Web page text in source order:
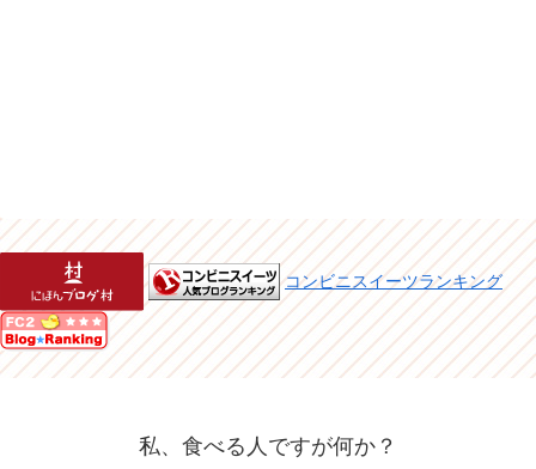
コンビニスイーツランキング
私、食べる人ですが何か？